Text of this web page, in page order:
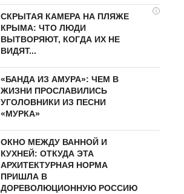
i
СКРЫТАЯ КАМЕРА НА ПЛЯЖЕ
КРЫМА: ЧТО ЛЮДИ
ВЫТВОРЯЮТ, КОГДА ИХ НЕ
ВИДЯТ...
«БАНДА ИЗ АМУРА»: ЧЕМ В
ЖИЗНИ ПРОСЛАВИЛИСЬ
УГОЛОВНИКИ ИЗ ПЕСНИ
«МУРКА»
ОКНО МЕЖДУ ВАННОЙ И
КУХНЕЙ: ОТКУДА ЭТА
АРХИТЕКТУРНАЯ НОРМА
ПРИШЛА В
ДОРЕВОЛЮЦИОННУЮ РОССИЮ